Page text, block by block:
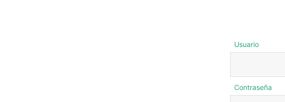
Usuario
Contraseña